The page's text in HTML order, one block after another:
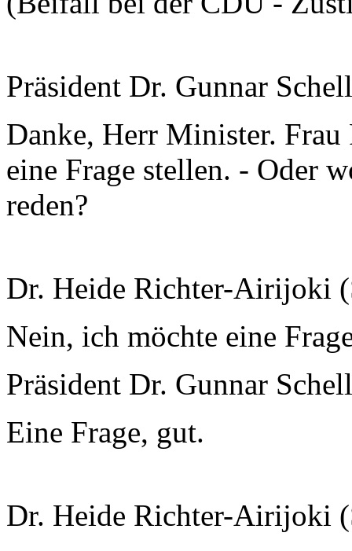
Präsident Dr. Gunnar
Danke, Herr Minister.
eine Frage stellen. - Oder
reden?
Dr. Heide Richter-Airijoki
Nein, ich möchte eine
Präsident Dr. Gunnar
Eine Frage, gut.
Dr. Heide Richter-Airijoki